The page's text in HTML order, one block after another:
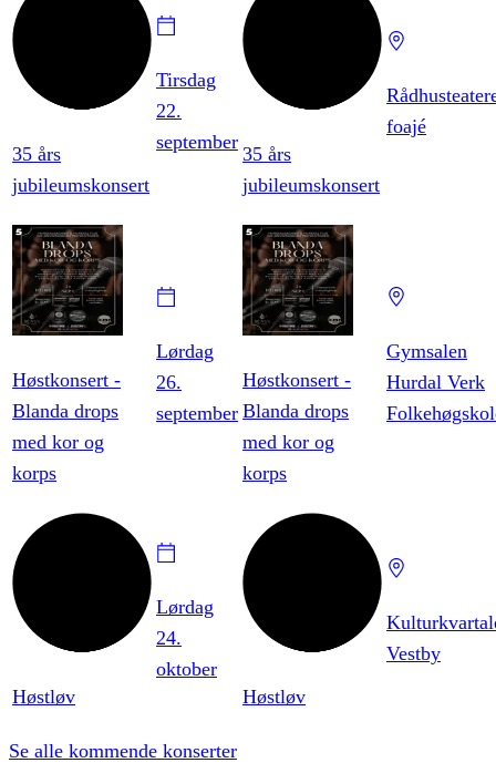
35 års
jubileumskonsert
Tirsdag
22.
september
35 års
jubileumskonsert
foajé
Høstkonsert -
Blanda drops
med kor og
korps
Lørdag
26.
september
Høstkonsert -
Blanda drops
med kor og
korps
Gymsalen
Hurdal Verk
Høstløv
Lørdag
24.
oktober
Høstløv
Vestby
Se alle kommende konserter